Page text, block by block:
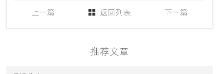
上一篇 返回列表 下一篇
推荐文章